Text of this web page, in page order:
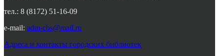
тел.: 8 (8172) 51-16-09
e-mail: adm-cbs@mail.ru
Адреса и контакты городских библиотек